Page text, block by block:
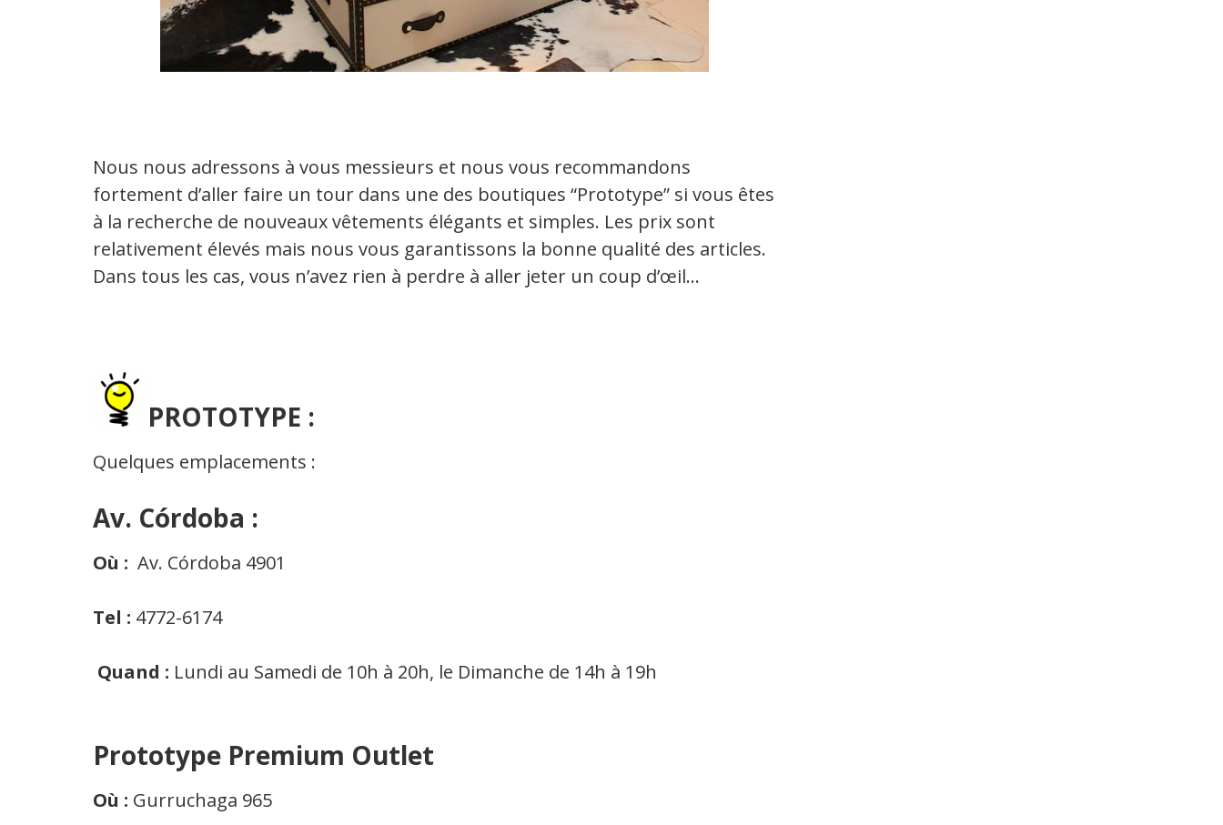
Nous nous adressons à vous messieurs et nous vous recommandons
fortement d’aller faire un tour dans une des boutiques “Prototype” si vous êtes
à la recherche de nouveaux vêtements élégants et simples. Les prix sont
relativement élevés mais nous vous garantissons la bonne qualité des articles.
Dans tous les cas, vous n’avez rien à perdre à aller jeter un coup d’œil…
PROTOTYPE :
Quelques emplacements :
Av. Córdoba :
Où : Av. Córdoba 4901
Tel : 4772-6174
Quand : Lundi au Samedi de 10h à 20h, le Dimanche de 14h à 19h
Prototype Premium Outlet
Où : Gurruchaga 965